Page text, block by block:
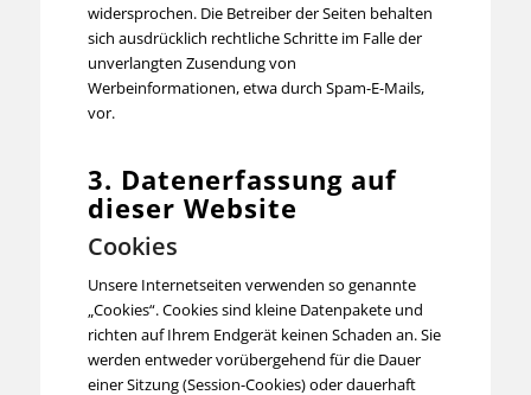
widersprochen. Die Betreiber der Seiten behalten
sich ausdrücklich rechtliche Schritte im Falle der
unverlangten Zusendung von
Werbeinformationen, etwa durch Spam-E-Mails,
vor.
3. Datenerfassung auf
dieser Website
Cookies
Unsere Internetseiten verwenden so genannte
„Cookies“. Cookies sind kleine Datenpakete und
richten auf Ihrem Endgerät keinen Schaden an. Sie
werden entweder vorübergehend für die Dauer
einer Sitzung (Session-Cookies) oder dauerhaft